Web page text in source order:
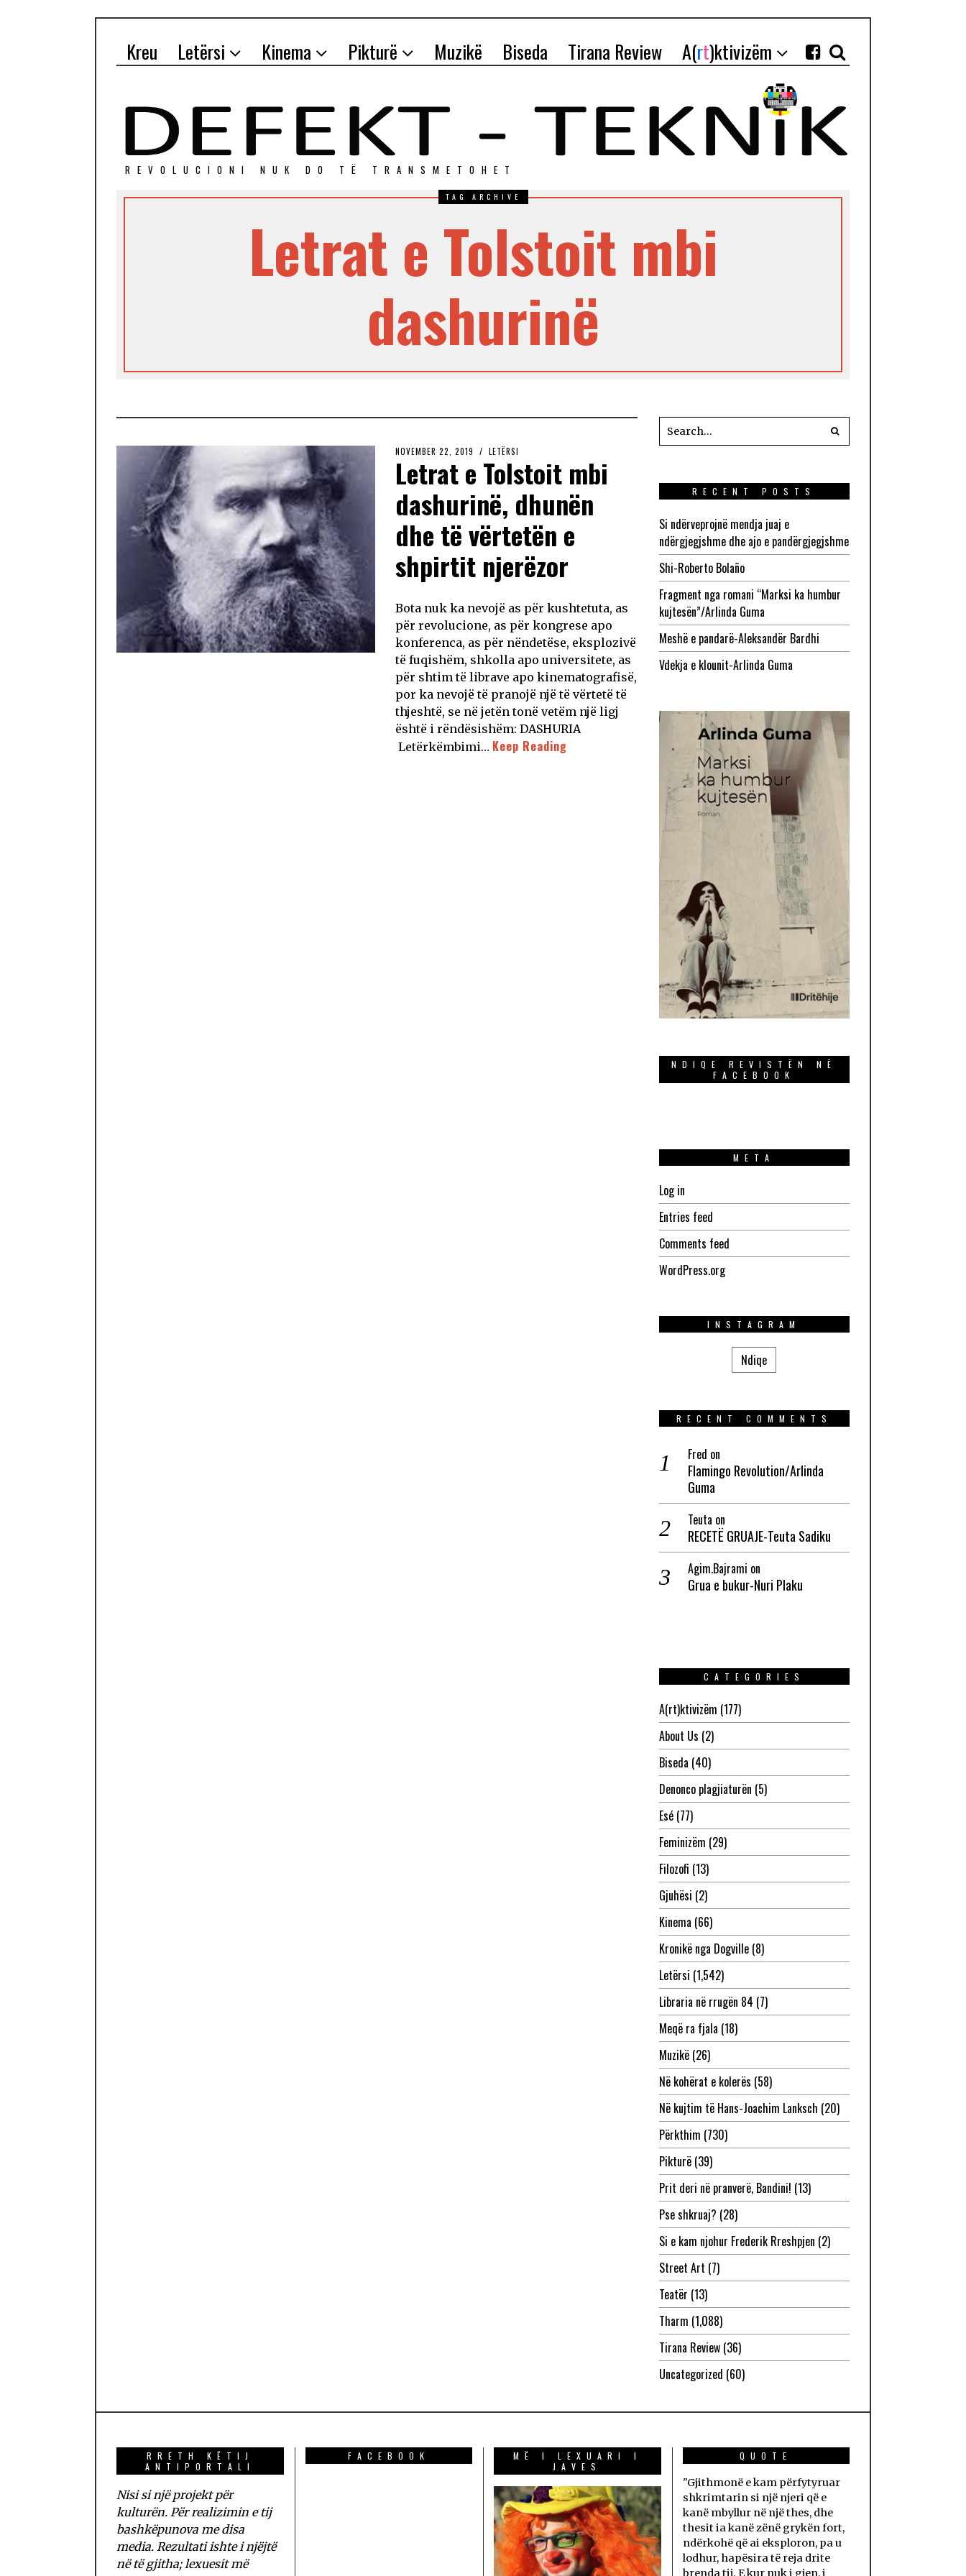
Kreu Letërsi Kinema Pikturë Muzikë Biseda Tirana Review A(rt)ktivizëm
REVOLUCIONI NUK DO TЁ TRANSMETOHET
TAG ARCHIVE
Letrat e Tolstoit mbi
dashurinë
NOVEMBER 22, 2019 LETËRSI
Letrat e Tolstoit mbi
dashurinë, dhunën
dhe të vërtetën e
shpirtit njerëzor
Bota nuk ka nevojë as për kushtetuta, as
për revolucione, as për kongrese apo
konferenca, as për nëndetëse, eksplozivë
të fuqishëm, shkolla apo universitete, as
për shtim të librave apo kinematografisë,
por ka nevojë të pranojë një të vërtetë të
thjeshtë, se në jetën tonë vetëm një ligj
është i rëndësishëm: DASHURIA
Letërkëmbimi… Keep Reading
RECENT POSTS
Si ndërveprojnë mendja juaj e
ndërgjegjshme dhe ajo e pandërgjegjshme
Shi-Roberto Bolaño
Fragment nga romani “Marksi ka humbur
kujtesën”/Arlinda Guma
Meshë e pandarë-Aleksandër Bardhi
Vdekja e klounit-Arlinda Guma
NDIQE REVISTËN NË
FACEBOOK
META
Log in
Entries feed
Comments feed
WordPress.org
INSTAGRAM
Ndiqe
RECENT COMMENTS
Fred on
Flamingo Revolution/Arlinda
Guma
Teuta on
RECETË GRUAJE-Teuta Sadiku
Agim.Bajrami on
Grua e bukur-Nuri Plaku
CATEGORIES
A(rt)ktivizëm (177)
About Us (2)
Biseda (40)
Denonco plagjiaturën (5)
Esé(77)
Feminizëm (29)
Filozofi (13)
Gjuhësi (2)
Kinema (66)
Kronikë nga Dogville(8)
Letërsi (1,542)
Libraria në rrugën 84 (7)
Meqë ra fjala (18)
Muzikë(26)
Në kohërat e kolerës (58)
Në kujtim të Hans-Joachim Lanksch (20)
Përkthim (730)
Pikturë(39)
Prit deri në pranverë, Bandini! (13)
Pse shkruaj? (28)
Si e kam njohur Frederik Rreshpjen (2)
Street Art (7)
Teatër (13)
Tharm (1,088)
Tirana Review(36)
Uncategorized (60)
RRETH KËTIJ
ANTIPORTALI
Nisi si një projekt për
kulturën. Për realizimin e tij
bashkëpunova me disa
media. Rezultati ishte i njëjtë
në të gjitha; lexuesit më
FACEBOOK
MË I LEXUARI I
JAVES
QUOTE
"Gjithmonë e kam përfytyruar
shkrimtarin si një njeri që e
kanë mbyllur në një thes, dhe
thesit ia kanë zënë grykën fort,
ndërkohë që ai eksploron, pa u
lodhur, hapësira të reja drite